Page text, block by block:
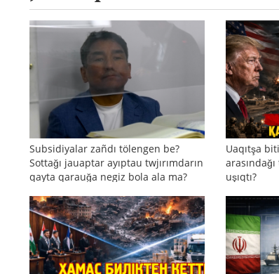
Subsidiyalar zañdı tölengen be?
Sottağı jauaptar ayıptau twjırımdarın
qayta qarauğa negiz bola ala ma?
Uaqıtşa
uşıqtı?